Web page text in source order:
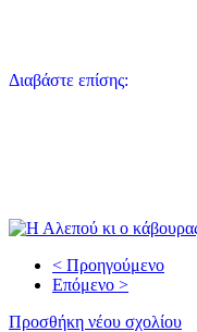
Διαβάστε επίσης:
< Προηγούμενο
Επόμενο >
Προσθήκη νέου σχολίου